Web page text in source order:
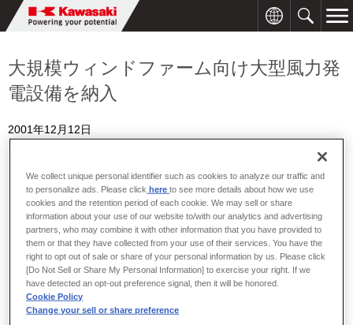
大規模ウィンドファーム向け大型風力発
電設備を納入
2001年12月12日
We collect unique personal identifier such as cookies to analyze our traffic and
to personalize ads. Please click hereto see more details about how we use
cookies and the retention period of each cookie. We may sell or share
information about your use of our website to/with our analytics and advertising
partners, who may combine it with other information that you have provided to
them or that they have collected from your use of their services. You have the
right to opt out of sale or share of your personal information by us. Please click
[Do Not Sell or Share My Personal Information] to exercise your right. If we
have detected an opt-out preference signal, then it will be honored.
Cookie Policy
Change your sell or share preference